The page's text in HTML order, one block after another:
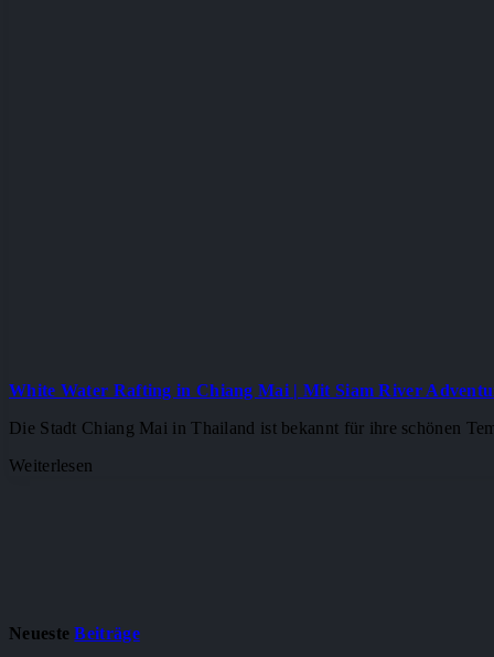
White Water Rafting in Chiang Mai | Mit Siam River
Die Stadt Chiang Mai in Thailand ist bekannt für ihre schönen
Weiterlesen
NeuesteBeiträge